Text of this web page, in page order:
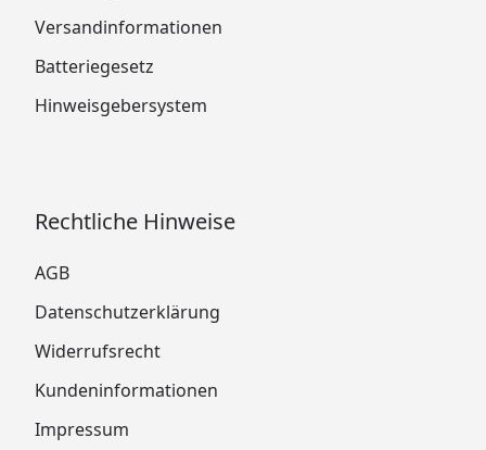
Versandinformationen
Batteriegesetz
Hinweisgebersystem
Rechtliche Hinweise
AGB
Datenschutzerklärung
Widerrufsrecht
Kundeninformationen
Impressum